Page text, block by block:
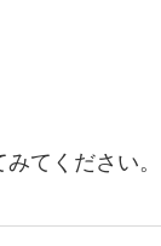
てください。